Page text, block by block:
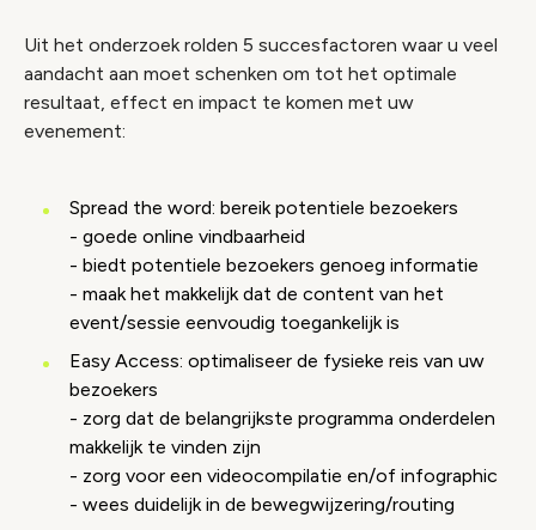
Uit het onderzoek rolden 5 succesfactoren waar u veel
aandacht aan moet schenken om tot het optimale
resultaat, effect en impact te komen met uw
evenement:
Spread the word: bereik potentiele bezoekers
- goede online vindbaarheid
- biedt potentiele bezoekers genoeg informatie
- maak het makkelijk dat de content van het
event/sessie eenvoudig toegankelijk is
Easy Access: optimaliseer de fysieke reis van uw
bezoekers
- zorg dat de belangrijkste programma onderdelen
makkelijk te vinden zijn
- zorg voor een videocompilatie en/of infographic
- wees duidelijk in de bewegwijzering/routing